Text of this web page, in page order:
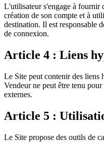
L'utilisateur s'engage à fournir
création de son compte et à
destination. Il est responsable
de connexion.
Article 4 : Liens
Le Site peut contenir des liens
Vendeur ne peut être tenu
externes.
Article 5 :
Le Site propose des outils de